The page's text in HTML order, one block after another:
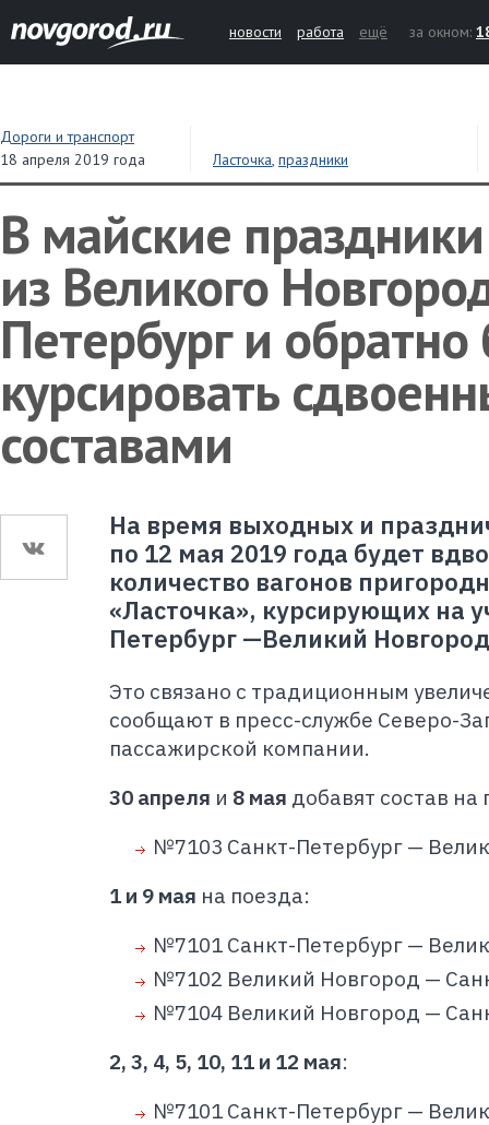
новости работа ещё за окном:
Дороги и транспорт
18 апреля 2019 года
Ласточка, праздники
В майские
из Великого
Петербург и обратно
курсировать
составами
На время выходных и
по 12 мая 2019 года будет
количество вагонов
«Ласточка», курсирующих на
Петербург —Великий
Это связано с традиционным
сообщают в пресс-службе Северо-
пассажирской компании.
30 апреля и 8 мая добавят состав на
№7103 Санкт-Петербург —
1 и 9 мая на поезда:
№7101 Санкт-Петербург —
№7102 Великий Новгород —
№7104 Великий Новгород —
2, 3, 4, 5, 10, 11 и 12 мая:
№7101 Санкт-Петербург —